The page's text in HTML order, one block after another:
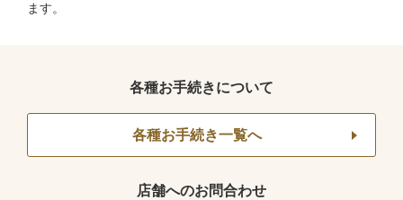
ます。
各種お手続きについて
各種お手続き一覧へ
店舗へのお問合わせ